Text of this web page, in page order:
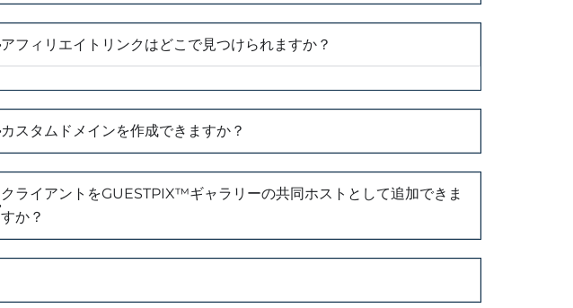
アフィリエイトリンクはどこで見つけられますか？
カスタムドメインを作成できますか？
クライアントをGUESTPIX™ギャラリーの共同ホストとして追加できま
すか？